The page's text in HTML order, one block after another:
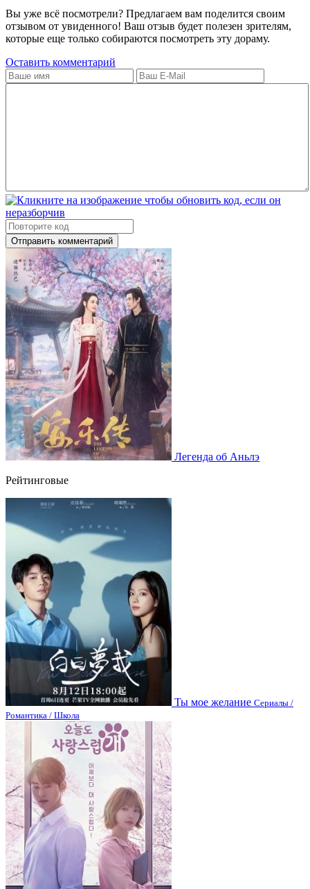
Вы уже всё посмотрели? Предлагаем вам поделится своим
отзывом от увиденного! Ваш отзыв будет полезен зрителям,
которые еще только собираются посмотреть эту дораму.
Оставить комментарий
Отправить комментарий
Легенда об Аньлэ
Рейтинговые
Ты мое желание Сериалы /
Романтика / Школа